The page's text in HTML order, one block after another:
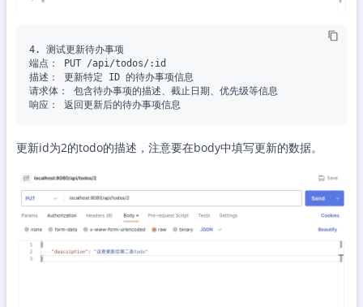
4. 测试更新待办事项
端点： PUT /api/todos/:id
描述： 更新特定 ID 的待办事项信息
请求体： 包含待办事项的描述、截止日期、优先级等信息
更新id为2的todo的描述，注意要在body中填写更新的数据。